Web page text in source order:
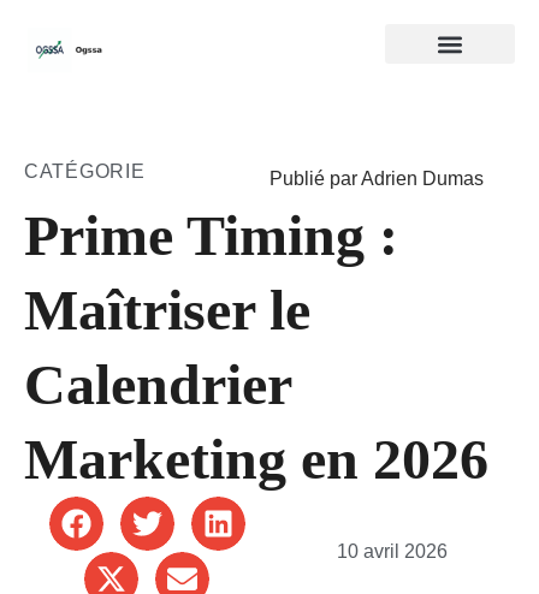
CATÉGORIE Publié par Adrien Dumas
Prime Timing :
Maîtriser le
Calendrier
Marketing en 2026
10 avril 2026